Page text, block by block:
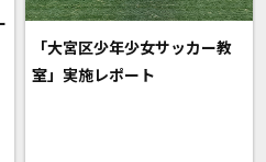
「大宮区少年少女サッカー教
室」実施レポート